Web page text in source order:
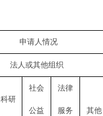
申请人情况
法人或其他组织
科研
社会
公益
法律
服务 其他